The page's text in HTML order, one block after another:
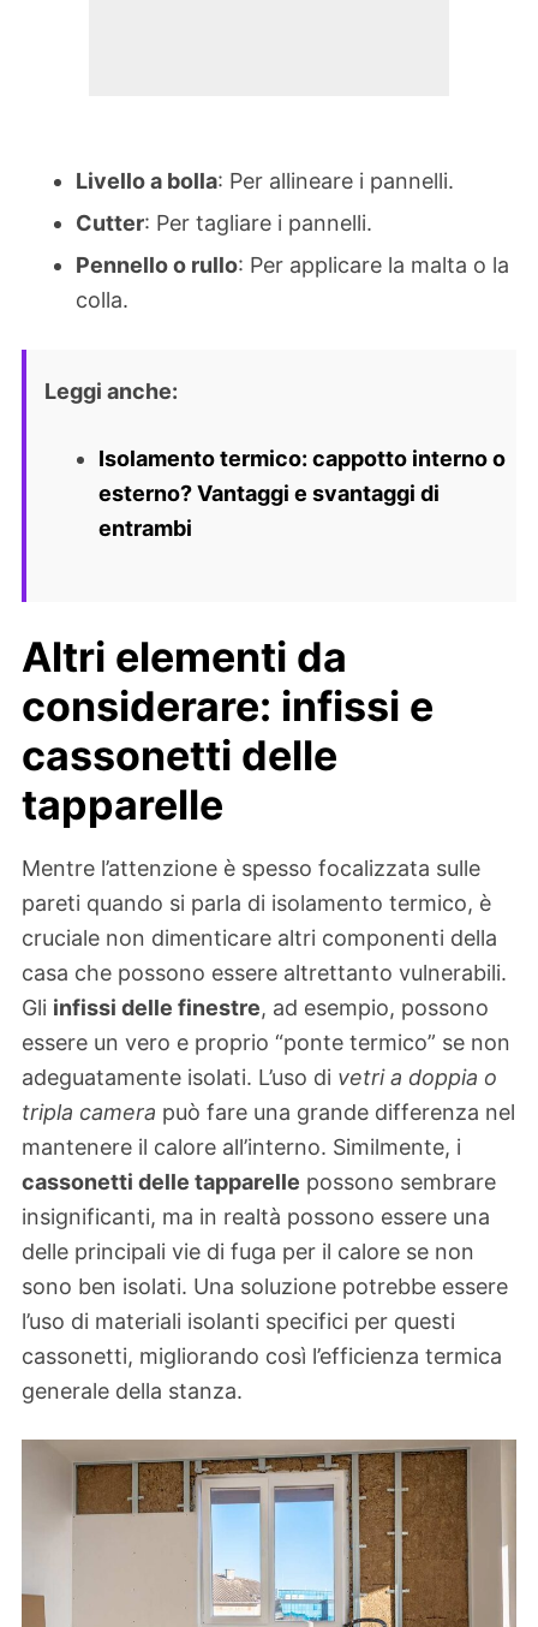
Livello a bolla: Per allineare i pannelli.
Cutter: Per tagliare i pannelli.
Pennello o rullo: Per applicare la malta o la
colla.
Leggi anche:
Isolamento termico: cappotto interno o
esterno? Vantaggi e svantaggi di
entrambi
Altri elementi da
considerare: infissi e
cassonetti delle
tapparelle
Mentre l’attenzione è spesso focalizzata sulle
pareti quando si parla di isolamento termico, è
cruciale non dimenticare altri componenti della
casa che possono essere altrettanto vulnerabili.
Gli infissi delle finestre, ad esempio, possono
essere un vero e proprio “ponte termico” se non
adeguatamente isolati. L’uso di vetri a doppia o
tripla camera può fare una grande differenza nel
mantenere il calore all’interno. Similmente, i
cassonetti delle tapparelle possono sembrare
insignificanti, ma in realtà possono essere una
delle principali vie di fuga per il calore se non
sono ben isolati. Una soluzione potrebbe essere
l’uso di materiali isolanti specifici per questi
cassonetti, migliorando così l’efficienza termica
generale della stanza.